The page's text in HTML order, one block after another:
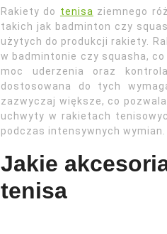
Rakiety do tenisa ziemnego
takich jak badminton czy
użytych do produkcji rakiety.
w badmintonie czy squasha,
moc uderzenia oraz
dostosowana do tych
zazwyczaj większe, co
uchwyty w rakietach
podczas intensywnych wymian.
Jakie
tenisa